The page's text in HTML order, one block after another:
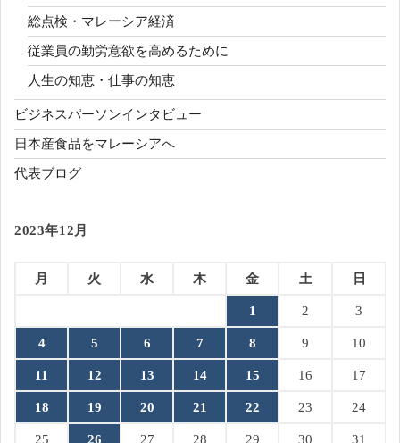
総点検・マレーシア経済
従業員の勤労意欲を高めるために
人生の知恵・仕事の知恵
ビジネスパーソンインタビュー
日本産食品をマレーシアへ
代表ブログ
2023年12月
月 火 水 木 金 土 日
1 2 3
4 5 6 7 8 9 10
11 12 13 14 15 16 17
18 19 20 21 22 23 24
25 26 27 28 29 30
31